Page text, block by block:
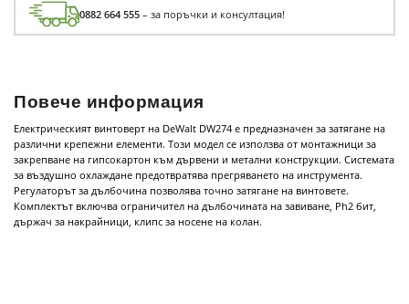
0882 664 555 – за поръчки и консултация!
Повече информация
Електрическият винтоверт на DeWalt DW274 е предназначен за затягане на
различни крепежни елементи. Този модел се използва от монтажници за
закрепване на гипсокартон към дървени и метални конструкции. Системата
за въздушно охлаждане предотвратява прегряването на инструмента.
Регулаторът за дълбочина позволява точно затягане на винтовете.
Комплектът включва ограничител на дълбочината на завиване, Ph2 бит,
държач за накрайници, клипс за носене на колан.